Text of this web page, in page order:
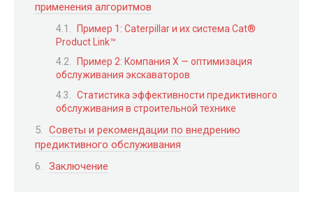
применения алгоритмов
Пример 1: Caterpillar и их система Cat®
Product Link™
Пример 2: Компания X — оптимизация
обслуживания экскаваторов
Статистика эффективности предиктивного
обслуживания в строительной технике
Советы и рекомендации по внедрению
предиктивного обслуживания
Заключение